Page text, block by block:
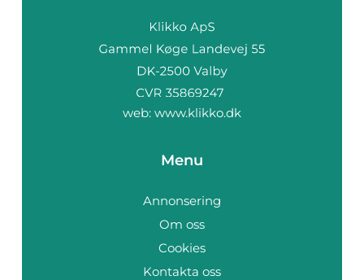
web: www.klikko.dk
Menu
Annonsering
Om oss
Cookies
Kontakta oss